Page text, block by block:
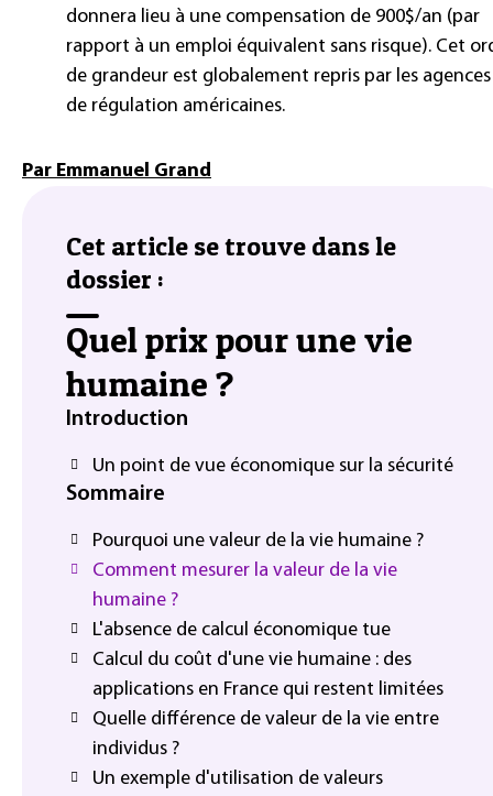
donnera lieu à une compensation de 900$/an (par
rapport à un emploi équivalent sans risque). Cet
de grandeur est globalement repris par les agences
de régulation américaines.
Par Emmanuel Grand
Cet article se trouve dans le
dossier :
Quel prix pour une vie
humaine ?
Introduction
Un point de vue économique sur la sécurité
Sommaire
Pourquoi une valeur de la vie humaine ?
Comment mesurer la valeur de la vie
humaine ?
L'absence de calcul économique tue
Calcul du coût d'une vie humaine : des
applications en France qui restent limitées
Quelle différence de valeur de la vie entre
individus ?
Un exemple d'utilisation de valeurs